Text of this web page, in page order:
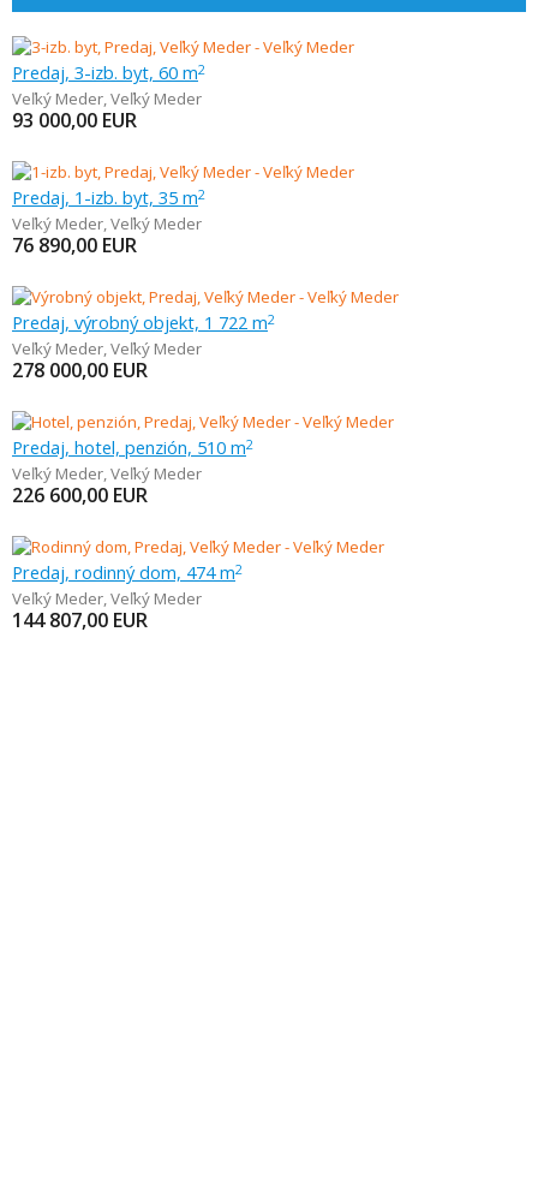
Predaj, 3-izb. byt, 60 m2
Veľký Meder,Veľký Meder
93 000,00 EUR
Predaj, 1-izb. byt, 35 m2
Veľký Meder,Veľký Meder
76 890,00 EUR
Predaj, výrobný objekt, 1 722 m2
Veľký Meder,Veľký Meder
278 000,00 EUR
Predaj, hotel, penzión, 510 m2
Veľký Meder,Veľký Meder
226 600,00 EUR
Predaj, rodinný dom, 474 m2
Veľký Meder,Veľký Meder
144 807,00 EUR